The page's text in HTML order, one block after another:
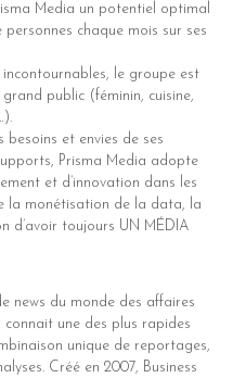
Media un potentiel optimal
chaque mois sur ses
le groupe est
public (féminin, cuisine,
besoins et envies de ses
Prisma Media adopte
et d’innovation dans les
la monétisation de la data, la
d’avoir toujours UN MÉDIA
news du monde des affaires
une des plus rapides
unique de reportages,
Créé en 2007, Business